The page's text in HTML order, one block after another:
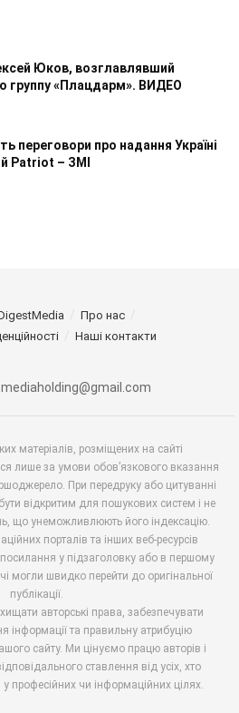
Юков, возглавлявший
группу «Плацдарм». ВИДЕО
переговори про надання Україні
Patriot – ЗМІ
Про нас
Наші контакти
матеріалів, розміщених на сайті
лише за умови обов’язкового вказання
При передруку або цитуванні
відкритим для пошукових систем і не
що унеможливлюють його індексацію.
порталів та інших веб-ресурсів
у підзаголовку або в першому
могли швидко перейти до оригінальної
публікації.
авторські права, забезпечувати
інформації та правильну атрибуцію
сайту. Ми цінуємо працю авторів і
ставлення від усіх, хто
у професійних чи інформаційних цілях.